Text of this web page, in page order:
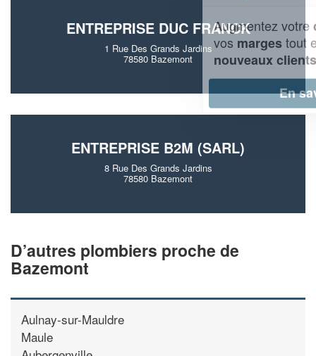
ENTREPRISE DUC FRANCK
1 Rue Des Grands Jardins
78580 Bazemont
ENTREPRISE B2M (SARL)
8 Rue Des Grands Jardins
78580 Bazemont
D’autres plombiers proche de
Bazemont
Aulnay-sur-Mauldre
Maule
Augmentez votrechiffre d'affaireset
vos margestout en gagnant de
nouveaux clients!
En savoir plus